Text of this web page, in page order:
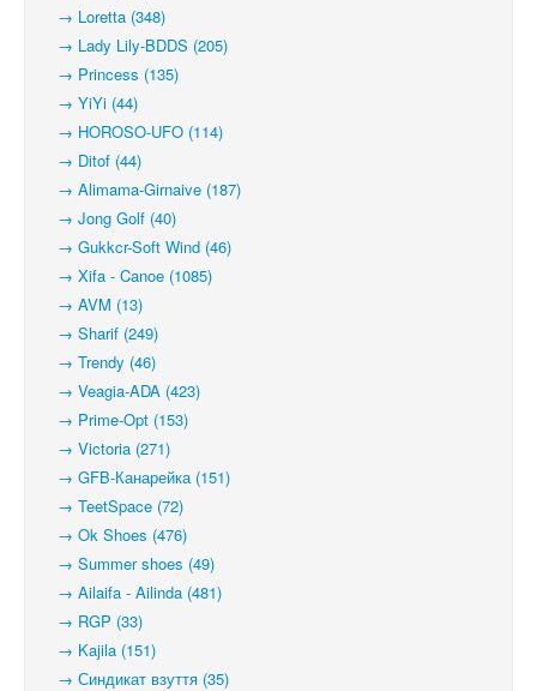
→ Loretta (348)
→ Lady Lily-BDDS (205)
→ Princess (135)
→ YiYi (44)
→ HOROSO-UFO (114)
→ Ditof (44)
→ Alimama-Girnaive (187)
→ Jong Golf (40)
→ Gukkcr-Soft Wind (46)
→ Xifa - Canoe (1085)
→ AVM (13)
→ Sharif (249)
→ Trendy (46)
→ Veagia-ADA (423)
→ Prime-Opt (153)
→ Victoria (271)
→ GFB-Канарейка (151)
→ TeetSpace (72)
→ Ok Shoes (476)
→ Summer shoes (49)
→ Ailaifa - Ailinda (481)
→ RGP (33)
→ Kajila (151)
→ Синдикат взуття (35)